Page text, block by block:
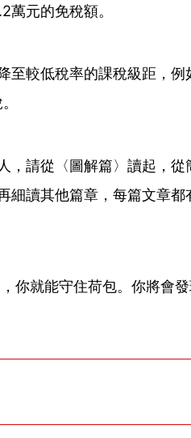
萬元的免稅額。
至較低稅率的課稅級距，
，請從〈圖解篇〉讀起，
細讀其他篇章，每篇文章
你就能守住荷包。你將會